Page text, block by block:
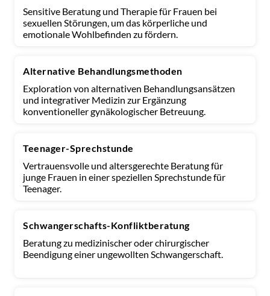
Sensitive Beratung und Therapie für Frauen bei
sexuellen Störungen, um das körperliche und
emotionale Wohlbefinden zu fördern.
Alternative Behandlungsmethoden
Exploration von alternativen Behandlungsansätzen
und integrativer Medizin zur Ergänzung
konventioneller gynäkologischer Betreuung.
Teenager-Sprechstunde
Vertrauensvolle und altersgerechte Beratung für
junge Frauen in einer speziellen Sprechstunde für
Teenager.
Schwangerschafts-Konfliktberatung
Beratung zu medizinischer oder chirurgischer
Beendigung einer ungewollten Schwangerschaft.